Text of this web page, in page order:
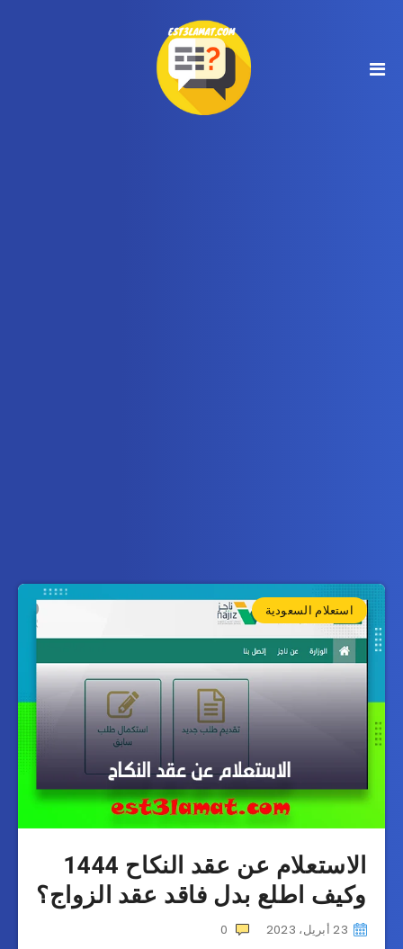
استعلام السعودية
الاستعلام عن عقد النكاح 1444
وكيف اطلع بدل فاقد عقد الزواج؟
23 أبريل، 2023 0